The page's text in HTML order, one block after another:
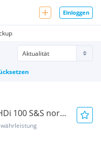
Einloggen
100 S&S norm.